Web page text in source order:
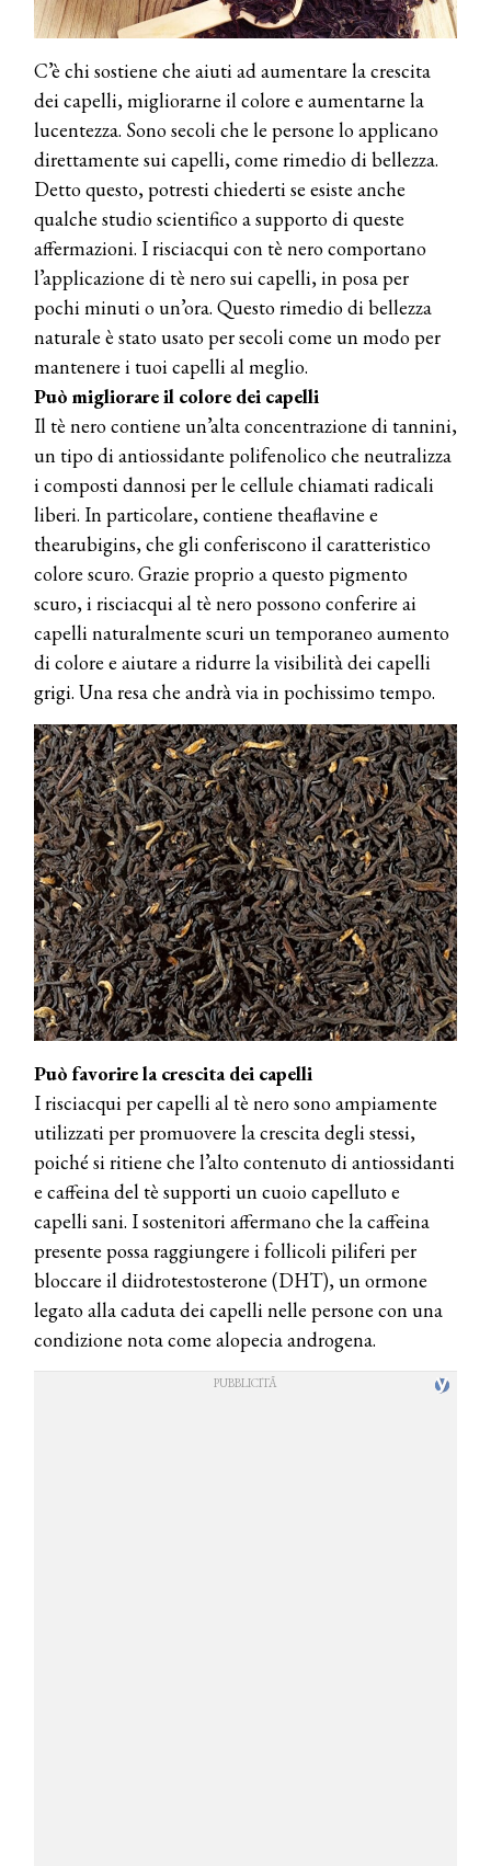
C’è chi sostiene che aiuti ad aumentare la crescita
dei capelli, migliorarne il colore e aumentarne la
lucentezza. Sono secoli che le persone lo applicano
direttamente sui capelli, come rimedio di bellezza.
Detto questo, potresti chiederti se esiste anche
qualche studio scientifico a supporto di queste
affermazioni. I risciacqui con tè nero comportano
l’applicazione di tè nero sui capelli, in posa per
pochi minuti o un’ora. Questo rimedio di bellezza
naturale è stato usato per secoli come un modo per
mantenere i tuoi capelli al meglio.
Può migliorare il colore dei capelli
Il tè nero contiene un’alta concentrazione di tannini,
un tipo di antiossidante polifenolico che neutralizza
i composti dannosi per le cellule chiamati radicali
liberi. In particolare, contiene theaflavine e
thearubigins, che gli conferiscono il caratteristico
colore scuro. Grazie proprio a questo pigmento
scuro, i risciacqui al tè nero possono conferire ai
capelli naturalmente scuri un temporaneo aumento
di colore e aiutare a ridurre la visibilità dei capelli
grigi. Una resa che andrà via in pochissimo tempo.
Può favorire la crescita dei capelli
I risciacqui per capelli al tè nero sono ampiamente
utilizzati per promuovere la crescita degli stessi,
poiché si ritiene che l’alto contenuto di antiossidanti
e caffeina del tè supporti un cuoio capelluto e
capelli sani. I sostenitori affermano che la caffeina
presente possa raggiungere i follicoli piliferi per
bloccare il diidrotestosterone (DHT), un ormone
legato alla caduta dei capelli nelle persone con una
condizione nota come alopecia androgena.